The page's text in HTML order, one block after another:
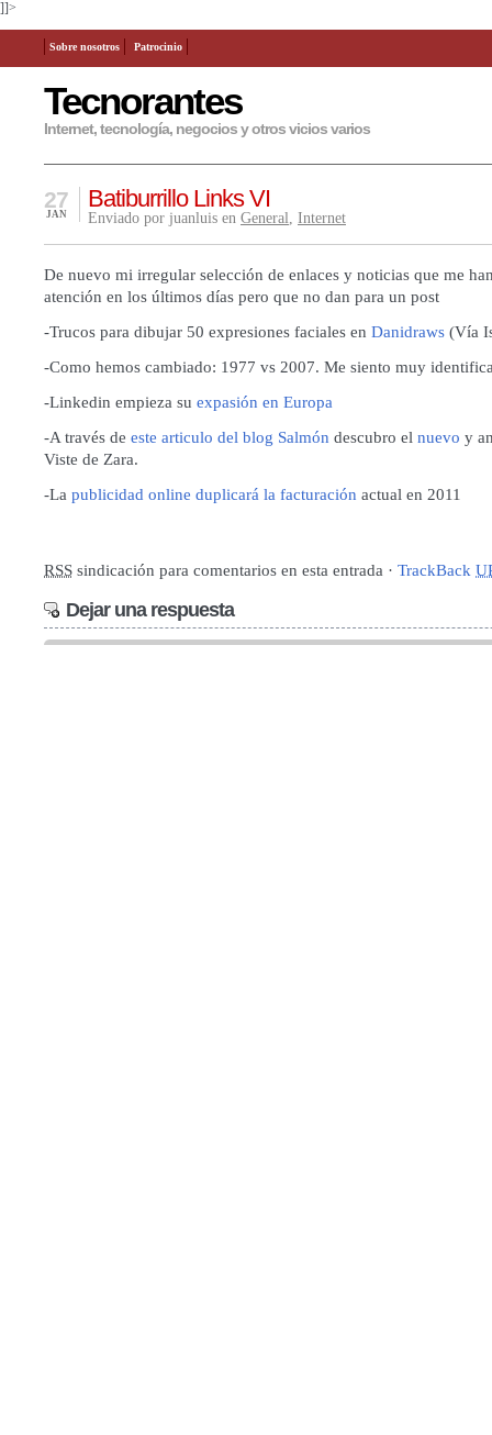
]]>
Tecnorantes
Internet, tecnología, negocios y otros vicios varios
Sobre nosotros Patrocinio
Batiburrillo Links VI
27
JAN Enviado por juanluis en General, Internet
De nuevo mi irregular selección de enlaces y noticias que me
atención en los últimos días pero que no dan para un post
-Trucos para dibujar 50 expresiones faciales en Danidraws (Vía
-Como hemos cambiado: 1977 vs 2007. Me siento muy
-Linkedin empieza su expasión en Europa
-A través de este articulo del blog Salmón descubro el nuevo y
Viste de Zara.
-La publicidad online duplicará la facturación actual en 2011
RSS sindicación para comentarios en esta entrada · TrackBack
Dejar una respuesta